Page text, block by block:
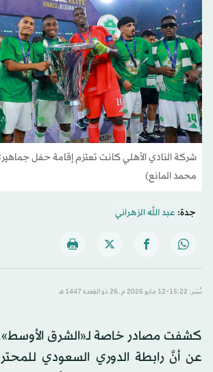
شركة النادي الأهلي كانت تعتزم إقامة حفل
محمد المانع)
جدة: عبد الله الزهراني
نُشر: 15:22-12 مايو 2026 م ـ 26 ذو القِعدة 1447 هـ
كشفت مصادر خاصة لـ«الشرق الأوسط»،
عن أنَّ رابطة الدوري السعودي